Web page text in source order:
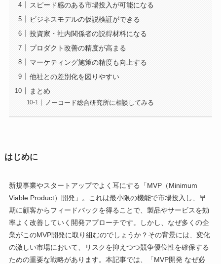
スピード感のある市場投入が可能になる
ビジネスモデルの仮説検証ができる
投資家・社内関係者の説得材料になる
プロダクト改善の精度が高まる
マーケティング施策の精度も向上する
他社との差別化を図りやすい
まとめ
ノーコード総合研究所に相談してみる
はじめに
新規事業やスタートアップでよく耳にする「MVP（Minimum
Viable Product）開発」。これは最小限の機能で市場投入し、早
期に顧客からフィードバックを得ることで、製品やサービスを効
率よく改善していく開発アプローチです。しかし、なぜ多くの企
業がこのMVP開発に取り組むのでしょうか？その背景には、変化
の激しい市場において、リスクを抑えつつ競争優位性を確保する
ための重要な戦略があります。本記事では、「MVP開発 なぜ必